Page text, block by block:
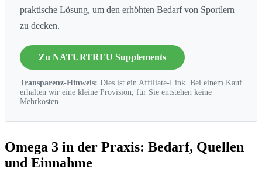
praktische Lösung, um den erhöhten Bedarf von Sportlern
zu decken.
Zu NATURTREU Supplements
Transparenz-Hinweis: Dies ist ein Affiliate-Link. Bei einem Kauf
erhalten wir eine kleine Provision, für Sie entstehen keine
Mehrkosten.
Omega 3 in der Praxis: Bedarf, Quellen
und Einnahme